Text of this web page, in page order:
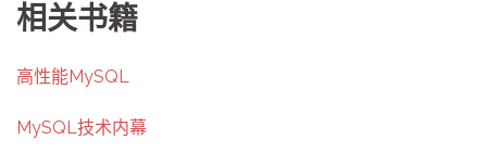
相关书籍
高性能MySQL
MySQL技术内幕